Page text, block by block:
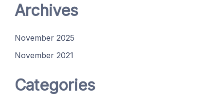
Archives
November 2025
November 2021
Categories